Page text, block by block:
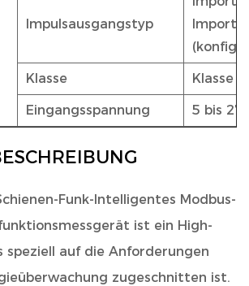
Impulsausgangstyp
Import/
Klasse Klasse
Eingangsspannung 5 bis 27
Funk-Intelligentes Modbus-
ist ein High-
speziell auf die Anforderungen
zugeschnitten ist.